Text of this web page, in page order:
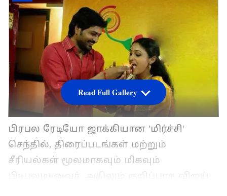
பிரபல ரேடியோ ஜாக்கியான 'மிர்ச்சி'
செந்தில், திரைப்படங்கள் மற்றும்
சீரியல்கள் மூலமாகவும் மிகவும்
Read Full Gallery